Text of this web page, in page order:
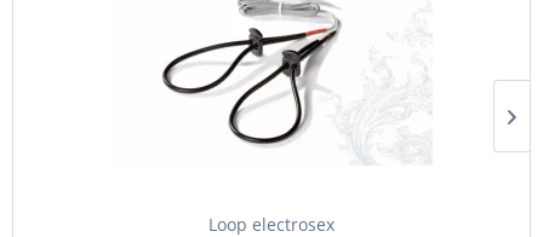
Loop electrosex